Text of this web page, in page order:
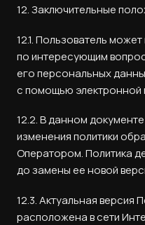
12. Заключительные
12.1. Пользователь
по интересующим
его персональных
с помощью электронной
12.2. В данном
изменения политики
Оператором. Политика
до замены ее новой
12.3. Актуальная версия
расположена в сети